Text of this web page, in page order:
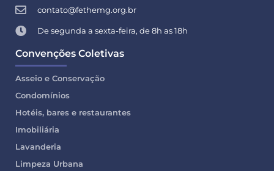
contato@fethemg.org.br
De segunda a sexta-feira, de 8h as 18h
Convenções Coletivas
Asseio e Conservação
Condomínios
Hotéis, bares e restaurantes
Imobiliária
Lavanderia
Limpeza Urbana